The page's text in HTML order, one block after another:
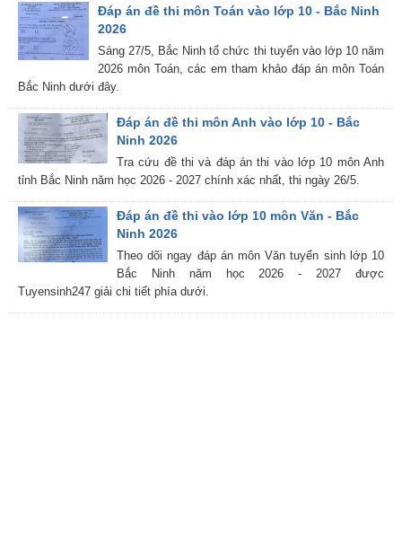
Đáp án đề thi môn Toán vào lớp 10 - Bắc Ninh
2026
Sáng 27/5, Bắc Ninh tổ chức thi tuyển vào lớp 10 năm
2026 môn Toán, các em tham khảo đáp án môn Toán
Bắc Ninh dưới đây.
Đáp án đề thi môn Anh vào lớp 10 - Bắc
Ninh 2026
Tra cứu đề thi và đáp án thi vào lớp 10 môn Anh
tỉnh Bắc Ninh năm học 2026 - 2027 chính xác nhất, thi ngày 26/5.
Đáp án đề thi vào lớp 10 môn Văn - Bắc
Ninh 2026
Theo dõi ngay đáp án môn Văn tuyển sinh lớp 10
Bắc Ninh năm học 2026 - 2027 được
Tuyensinh247 giải chi tiết phía dưới.